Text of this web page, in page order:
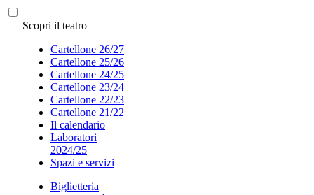
Scopri il teatro
Cartellone 26/27
Cartellone 25/26
Cartellone 24/25
Cartellone 23/24
Cartellone 22/23
Cartellone 21/22
Il calendario
Laboratori
2024/25
Spazi e servizi
Biglietteria